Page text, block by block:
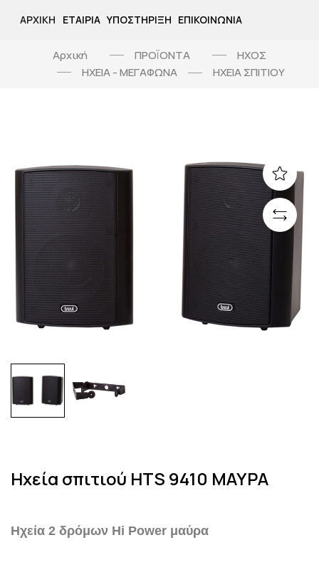
ΑΡΧΙΚΉ ΕΤΑΙΡΊΑ ΥΠΟΣΤΉΡΙΞΗ ΕΠΙΚΟΙΝΩΝΊΑ
Αρχική ΠΡΟΪΟΝΤΑ
ΗΧΟΣ
ΗΧΕΙΑ - ΜΕΓΑΦΩΝΑ
ΗΧΕΙΑ ΣΠΙΤΙΟΥ
Ηχεία σπιτιού HTS 9410 ΜΑΥΡΑ
Ηχεία 2 δρόμων Hi Power μαύρα